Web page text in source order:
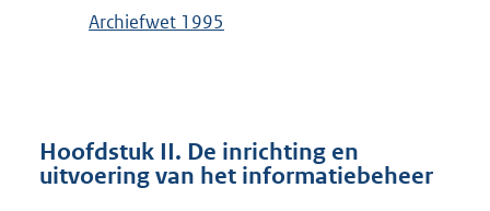
Archiefwet 1995
Hoofdstuk II. De inrichting en
uitvoering van het informatiebeheer